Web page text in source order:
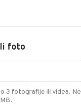
foto
3 fotografije ili videa. Ne